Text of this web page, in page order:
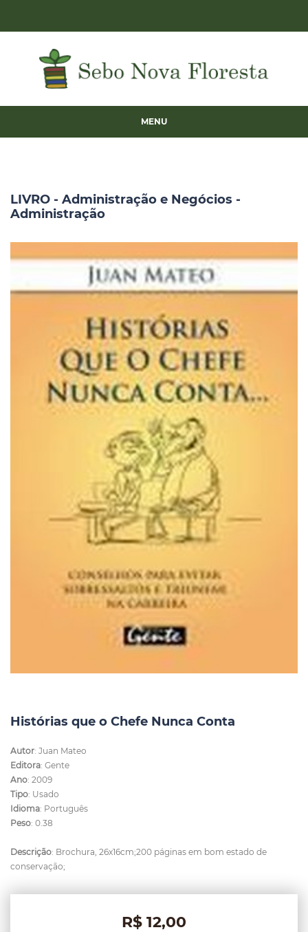
MENU
LIVRO - Administração e Negócios -
Administração
Histórias que o Chefe Nunca Conta
Autor: Juan Mateo
Editora: Gente
Ano: 2009
Tipo: Usado
Idioma: Português
Peso: 0.38
Descrição: Brochura, 26x16cm;200 páginas em bom estado de
conservação;
R$ 12,00